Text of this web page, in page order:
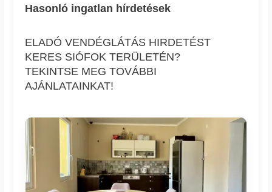
Hasonló ingatlan hírdetések
ELADÓ VENDÉGLÁTÁS HIRDETÉST
KERES SIÓFOK TERÜLETÉN?
TEKINTSE MEG TOVÁBBI
AJÁNLATAINKAT!